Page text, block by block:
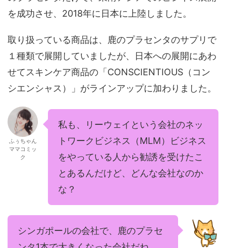
を成功させ、2018年に日本に上陸しました。
取り扱っている商品は、鹿のプラセンタのサプリで
１種類で展開していましたが、日本への展開にあわ
せてスキンケア商品の「CONSCIENTIOUS（コン
シエンシャス）」がラインアップに加わりました。
ふぅちゃん
ママコミッ
ク
私も、リーウェイという会社のネッ
トワークビジネス（MLM）ビジネス
をやっている人から勧誘を受けたこ
とあるんだけど、どんな会社なのか
な？
シンガポールの会社で、鹿のプラセ